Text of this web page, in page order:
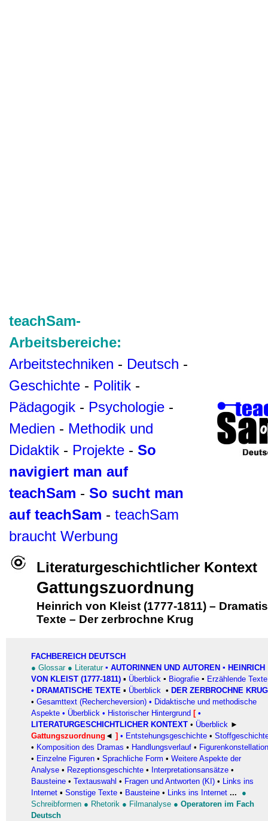
teachSam-
Arbeitsbereiche:
Arbeitstechniken - Deutsch -
Geschichte - Politik -
Pädagogik - Psychologie -
Medien - Methodik und
Didaktik - Projekte - So
navigiert man auf
teachSam - So sucht man
auf teachSam - teachSam
braucht Werbung
Literaturgeschichtlicher Kontext
Gattungszuordnung
Heinrich von Kleist (1777-1811) –
Texte – Der zerbrochne Krug
FACHBEREICH DEUTSCH
● Glossar ● Literatur ▪ AUTORINNEN UND AUTOREN ▪ HEINRICH
VON KLEIST (1777-1811) ▪ Überblick ▪ Biografie ▪ Erzählende Texte
• DRAMATISCHE TEXTE ▪ Überblick • DER ZERBROCHNE KRUG
• Gesamttext (Rechercheversion) • Didaktische und methodische
Aspekte • Überblick • Historischer Hintergrund [ •
LITERATURGESCHICHTLICHER KONTEXT • Überblick ►
Gattungszuordnung ◄ ] • Entstehungsgeschichte •
• Komposition des Dramas • Handlungsverlauf • Figurenkonstellation
• Einzelne Figuren • Sprachliche Form • Weitere Aspekte der
Analyse • Rezeptionsgeschichte • Interpretationsansätze •
Bausteine • Textauswahl • Fragen und Antworten (KI) • Links ins
Internet ▪ Sonstige Texte • Bausteine • Links ins Internet ...
●
Schreibformen ● Rhetorik ● Filmanalyse ● Operatoren im Fach
Deutsch